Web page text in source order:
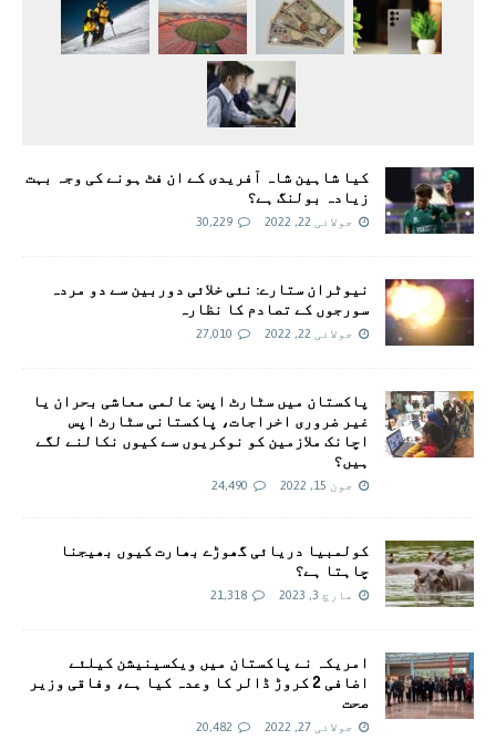
کیا شاہین شاہ آفریدی کے ان فٹ ہونے کی وجہ بہت
زیادہ بولنگ ہے؟
جولائی 22, 2022 30,229
نیوٹران ستارے: نئی خلائی دوربین سے دو مردہ
سورجوں کے تصادم کا نظارہ
جولائی 22, 2022 27,010
پاکستان میں سٹارٹ اپس: عالمی معاشی بحران یا
غیر ضروری اخراجات، پاکستانی سٹارٹ اپس
اچانک ملازمین کو نوکریوں سے کیوں نکالنے لگے
ہیں؟
جون 15, 2022 24,490
کولمبیا دریائی گھوڑے بھارت کیوں بھیجنا
چاہتا ہے؟
مارچ 3, 2023 21,318
امريکہ نے پاکستان میں ویکسینیشن کیلئے
اضافی 2 کروڑ ڈالر کا وعدہ کیا ہے، وفاقی وزیر
صحت
جولائی 27, 2022 20,482